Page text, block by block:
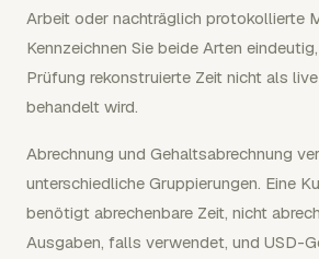
Arbeit oder nachträglich protokollierte
Kennzeichnen Sie beide Arten
Prüfung rekonstruierte Zeit nicht als
behandelt wird.
Abrechnung und Gehaltsabrechnung
unterschiedliche Gruppierungen. Eine
benötigt abrechenbare Zeit, nicht
Ausgaben, falls verwendet, und USD-